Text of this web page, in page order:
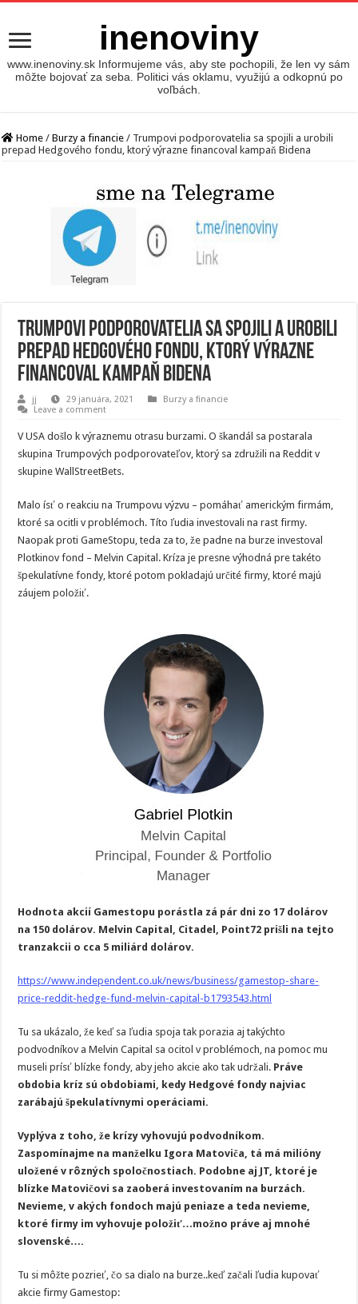
inenoviny
www.inenoviny.sk Informujeme vás, aby ste pochopili, že len vy sám
môžte bojovať za seba. Politici vás oklamu, využijú a odkopnú po
voľbách.
Home / Burzy a financie / Trumpovi podporovatelia sa spojili a urobili
prepad Hedgového fondu, ktorý výrazne financoval kampaň Bidena
Trumpovi podporovatelia sa spojili a urobili
prepad Hedgového fondu, ktorý výrazne
financoval kampaň Bidena
jj 29 januára, 2021
Burzy a financie
Leave a comment
V USA došlo k výraznemu otrasu burzami. O škandál sa postarala
skupina Trumpových podporovateľov, ktorý sa združili na Reddit v
skupine WallStreetBets.
Malo ísť o reakciu na Trumpovu výzvu – pomáhať americkým firmám,
ktoré sa ocitli v problémoch. Títo ľudia investovali na rast firmy.
Naopak proti GameStopu, teda za to, že padne na burze investoval
Plotkinov fond – Melvin Capital. Kríza je presne výhodná pre takéto
špekulatívne fondy, ktoré potom pokladajú určité firmy, ktoré majú
záujem položiť.
Hodnota akcií Gamestopu porástla zá pár dni zo 17 dolárov
na 150 dolárov. Melvin Capital, Citadel, Point72 prišli na tejto
tranzakcii o cca 5 miliárd dolárov.
https://www.independent.co.uk/news/business/gamestop-share-
price-reddit-hedge-fund-melvin-capital-b1793543.html
Tu sa ukázalo, že keď sa ľudia spoja tak porazia aj takýchto
podvodníkov a Melvin Capital sa ocitol v problémoch, na pomoc mu
museli prísť blízke fondy, aby jeho akcie ako tak udržali. Práve
obdobia kríz sú obdobiami, kedy Hedgové fondy najviac
zarábajú špekulatívnymi operáciami.
Vyplýva z toho, že krízy vyhovujú podvodníkom.
Zaspomínajme na manželku Igora Matoviča, tá má milióny
uložené v rôzných spoločnostiach. Podobne aj JT, ktoré je
blízke Matovičovi sa zaoberá investovaním na burzách.
Nevieme, v akých fondoch majú peniaze a teda nevieme,
ktoré firmy im vyhovuje položiť…možno práve aj mnohé
slovenské….
Tu si môžte pozrieť, čo sa dialo na burze..keď začali ľudia kupovať
akcie firmy Gamestop: